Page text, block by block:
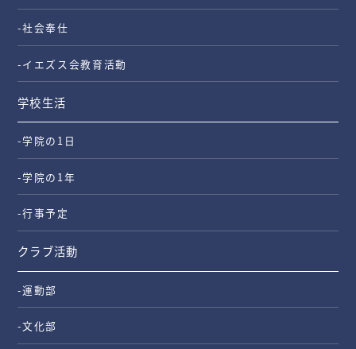
-社会奉仕
-イエズス会教育活動
学校生活
-学院の1日
-学院の1年
-行事予定
クラブ活動
-運動部
-文化部